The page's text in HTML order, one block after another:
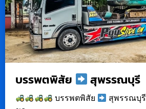
บรรพตพิสัย สุพรรณบุรี
บรรพตพิสัย
สุพรรณบุรี